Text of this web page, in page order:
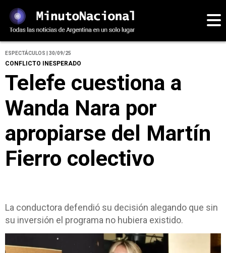
ESPECTÁCULOS | 30/09/25
CONFLICTO INESPERADO
Telefe cuestiona a
Wanda Nara por
apropiarse del Martín
Fierro colectivo
La conductora defendió su decisión alegando que sin
su inversión el programa no hubiera existido.